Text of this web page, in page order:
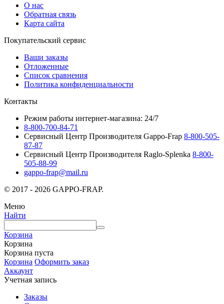
О нас
Обратная связь
Карта сайта
Покупательский сервис
Ваши заказы
Отложенные
Список сравнения
Политика конфиденциальности
Контакты
Режим работы интернет-магазина: 24/7
8-800-700-84-71
Сервисный Центр Производителя Gappo-Frap 8-800-505-
87-87
Сервисный Центр Производителя Raglo-Splenka 8-800-
505-88-99
gappo-frap@mail.ru
© 2017 - 2026 GAPPO-FRAP.
Меню
Найти
Корзина
Корзина
Корзина пуста
Корзина Оформить заказ
Аккаунт
Учетная запись
Заказы